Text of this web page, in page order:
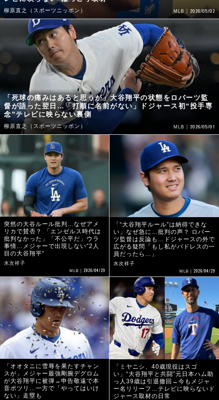
柳原直之（スポーツニッポン） MLB 2026/05/02
「死球の痛みはあると思うが」大谷翔平の状態をロバーツ監
督が語った翌日…「打順に名前がない」ドジャース初“投手専
念”テレビに映らない裏側
柳原直之（スポーツニッポン） MLB 2026/05/01
突然の大谷ルール批判…なぜアメ
リカで賛否？ 「エンゼルス時代は
批判なかった」「不公平だ」ウラ
事情…メジャーで出現しない“2人
目の大谷翔平”
水次祥子
MLB 2026/04/29
「“大谷翔平ルール”は納得できな
い」なぜ急に…批判の声？ ロバー
ツ監督は反論も…ドジャースの外で
広がる疑問「もし私がパドレスの一
員だったら…」
水次祥子
MLB 2026/04/29
「オオタニに雪辱を果たすチャン
スが」メジャー最強剛腕デグロム
が大谷翔平に被弾→申告敬遠で本
音ポツリ…一方で「やってはいけ
ない」走塁も
「ミヤニシ、40歳現役はスゴ
い」“大谷翔平と共闘”元日本ハム助
っ人39歳は引退撤回→今もメジャ
ー名リリーフ…テレビに映らないド
ジャース取材の日常